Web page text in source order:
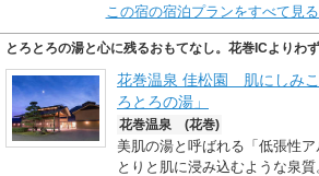
この宿の宿泊プランをすべて見る
とろとろの湯と心に残るおもてなし。花巻ICよりわ
花巻温泉 佳松園 肌にしみ
ろとろの湯」
花巻温泉 (花巻)
美肌の湯と呼ばれる「低張性
とりと肌に浸み込むような泉